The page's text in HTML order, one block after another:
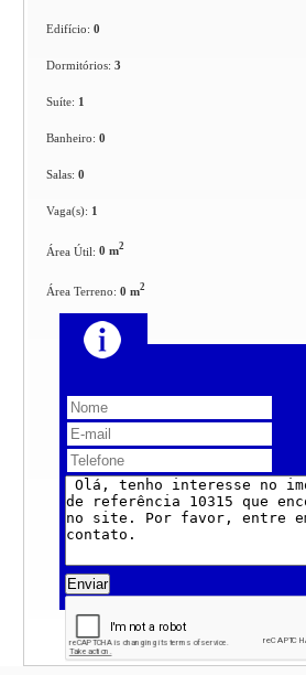
Edifício:0
Dormitórios:3
Suíte: 1
Banheiro:0
Salas:0
Vaga(s): 1
Área Útil:0 m2
Área Terreno:0 m2
Enviar